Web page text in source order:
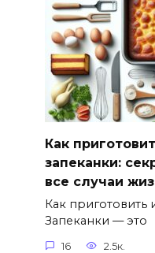
Как
запеканки:
все случаи
Как приготовить
Запеканки — это
16 2.5к.